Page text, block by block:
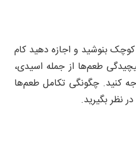
بنوشید و اجازه دهید کام
طعم‌ها از جمله اسیدی،
کنید. چگونگی تکامل طعم‌ها
نظر بگیرید.